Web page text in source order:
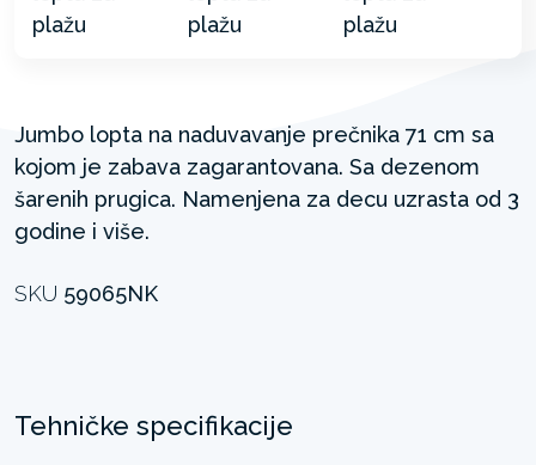
Jumbo lopta na naduvavanje prečnika 71 cm sa
kojom je zabava zagarantovana. Sa dezenom
šarenih prugica. Namenjena za decu uzrasta od 3
godine i više.
SKU 59065NK
Tehničke specifikacije